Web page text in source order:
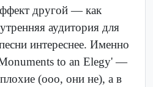
другой — как
аудитория для
интереснее. Именно
to an Elegy' —
(ооо, они не), а в